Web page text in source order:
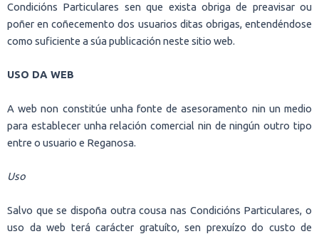
Condicións Particulares sen que exista obriga de preavisar ou
poñer en coñecemento dos usuarios ditas obrigas, entendéndose
como suficiente a súa publicación neste sitio web.
USO DA WEB
A web non constitúe unha fonte de asesoramento nin un medio
para establecer unha relación comercial nin de ningún outro tipo
entre o usuario e Reganosa.
Uso
Salvo que se dispoña outra cousa nas Condicións Particulares, o
uso da web terá carácter gratuíto, sen prexuízo do custo de